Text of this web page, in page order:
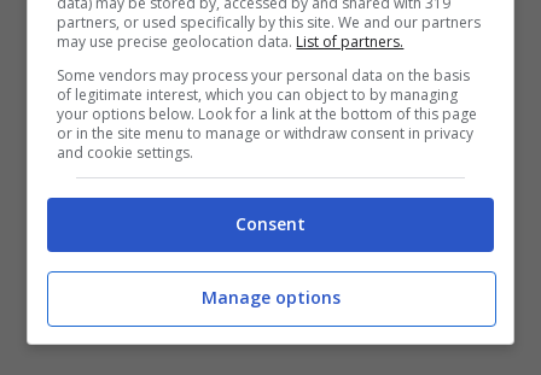
melatonina.
partners, or used specifically by this site. We and our partners
may use precise geolocation data. List of partners.
Some vendors may process your personal data on the basis
of legitimate interest, which you can object to by managing
your options below. Look for a link at the bottom of this page
or in the site menu to manage or withdraw consent in privacy
and cookie settings.
Consent
Manage options